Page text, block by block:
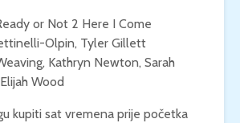
or Not 2 Here I Come
Olpin, Tyler Gillett
Kathryn Newton, Sarah
Wood
kupiti sat vremena prije početka